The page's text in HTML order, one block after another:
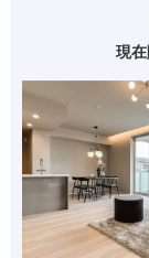
現